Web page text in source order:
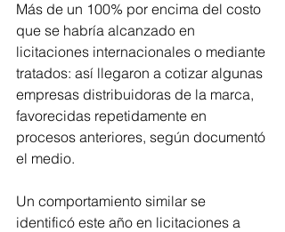
Más de un 100% por encima del costo
que se habría alcanzado en
licitaciones internacionales o mediante
tratados: así llegaron a cotizar algunas
empresas distribuidoras de la marca,
favorecidas repetidamente en
procesos anteriores, según documentó
el medio.
Un comportamiento similar se
identificó este año en licitaciones a